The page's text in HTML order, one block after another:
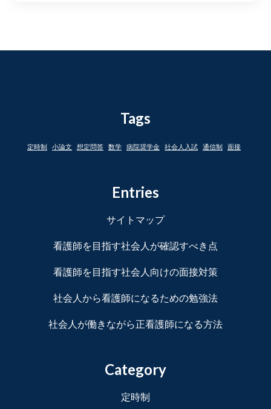
Tags
定時制 小論文 想定問答 数学 病院奨学金 社会人入試 通信制 面接
Entries
サイトマップ
看護師を目指す社会人が確認すべき点
看護師を目指す社会人向けの面接対策
社会人から看護師になるための勉強法
社会人が働きながら正看護師になる方法
Category
定時制